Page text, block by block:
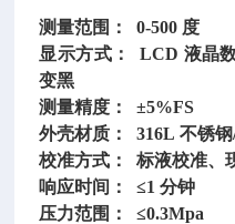
测量范围：
0-500 度
显示方式：
LCD 液晶
变黑
测量精度：
±5%FS
外壳材质：
316L 不锈
校准方式：
标液校准、
响应时间：
≤1 分钟
压力范围：
≤0.3Mpa